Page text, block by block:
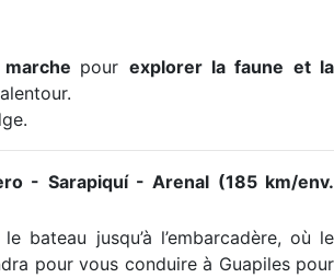
marche pour explorer la faune et la
alentour.
- Sarapiquí - Arenal (185 km/env.
bateau jusqu’à l’embarcadère, où le
pour vous conduire à Guapiles pour